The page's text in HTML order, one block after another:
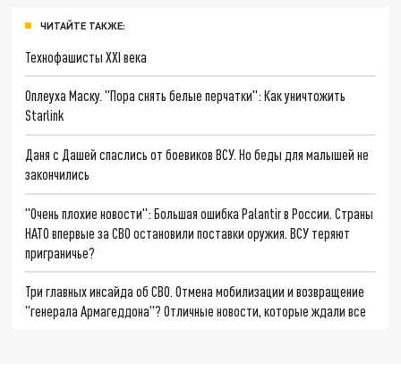
ЧИТАЙТЕ ТАКЖЕ:
Технофашисты XXI века
Оплеуха Маску. "Пора снять белые перчатки": Как уничтожить
Starlink
Даня с Дашей спаслись от боевиков ВСУ. Но беды для малышей не
закончились
"Очень плохие новости": Большая ошибка Palantir в России. Страны
НАТО впервые за СВО остановили поставки оружия. ВСУ теряют
приграничье?
Три главных инсайда об СВО. Отмена мобилизации и возвращение
"генерала Армагеддона"? Отличные новости, которые ждали все